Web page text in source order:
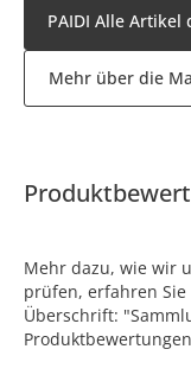
PAIDI Alle Artikel
Mehr über die
Mehr dazu, wie wir
prüfen, erfahren
Überschrift: